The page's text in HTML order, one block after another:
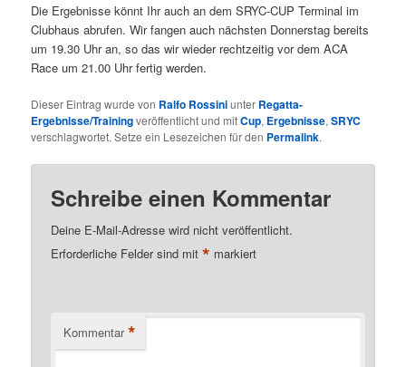
Die Ergebnisse könnt Ihr auch an dem SRYC-CUP Terminal im
Clubhaus abrufen. Wir fangen auch nächsten Donnerstag bereits
um 19.30 Uhr an, so das wir wieder rechtzeitig vor dem ACA
Race um 21.00 Uhr fertig werden.
Dieser Eintrag wurde von Ralfo Rossiniunter Regatta-
Ergebnisse/Trainingveröffentlicht und mitCup, Ergebnisse,SRYC
verschlagwortet. Setze ein Lesezeichen für den Permalink.
Schreibe einen Kommentar
Deine E-Mail-Adresse wird nicht veröffentlicht.
Erforderliche Felder sind mit* markiert
Kommentar *